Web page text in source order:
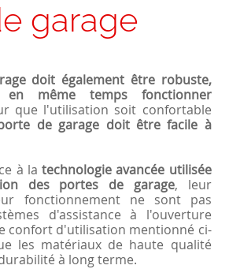
garage
doit également être robuste,
même temps fonctionner
que l'utilisation soit confortable
de garage doit être facile à
à latechnologie avancée utilisée
des portes de garage, leur
fonctionnement ne sont pas
d'assistance à l'ouverture
confort d'utilisation mentionné ci-
les matériaux de haute qualité
à long terme.